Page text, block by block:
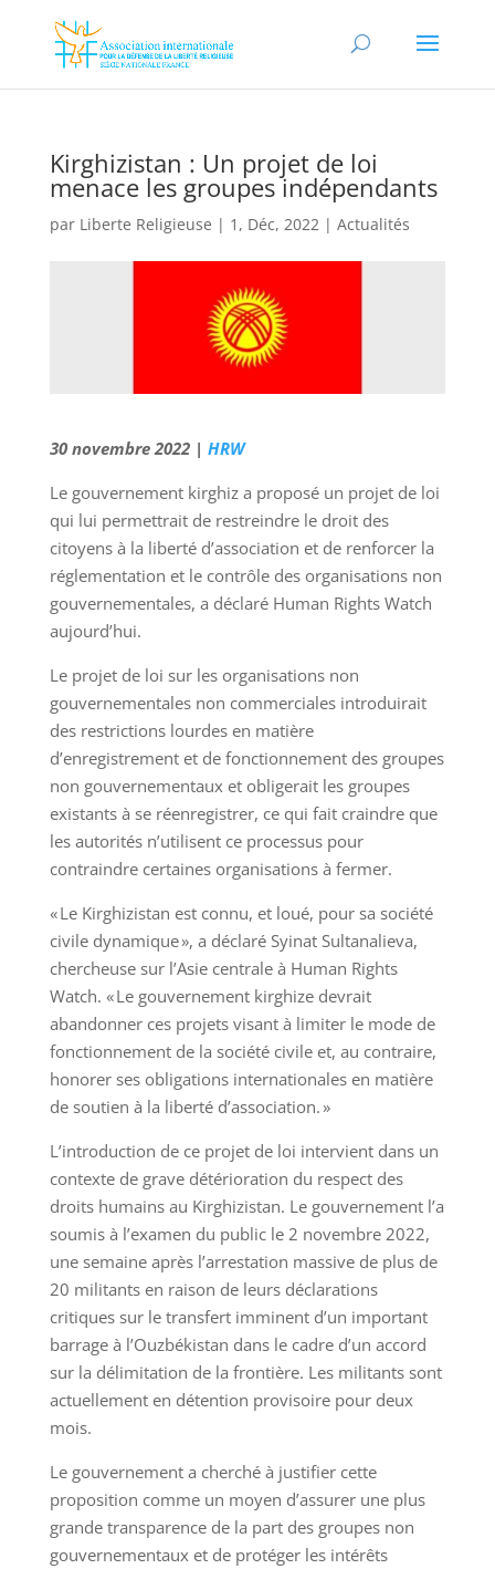
Kirghizistan : Un projet de loi
menace les groupes indépendants
par Liberte Religieuse | 1, Déc, 2022| Actualités
30 novembre 2022 | HRW
Le gouvernement kirghiz a proposé un projet de loi
qui lui permettrait de restreindre le droit des
citoyens à la liberté d’association et de renforcer la
réglementation et le contrôle des organisations non
gouvernementales, a déclaré Human Rights Watch
aujourd’hui.
Le projet de loi sur les organisations non
gouvernementales non commerciales introduirait
des restrictions lourdes en matière
d’enregistrement et de fonctionnement des groupes
non gouvernementaux et obligerait les groupes
existants à se réenregistrer, ce qui fait craindre que
les autorités n’utilisent ce processus pour
contraindre certaines organisations à fermer.
« Le Kirghizistan est connu, et loué, pour sa société
civile dynamique », a déclaré Syinat Sultanalieva,
chercheuse sur l’Asie centrale à Human Rights
Watch. « Le gouvernement kirghize devrait
abandonner ces projets visant à limiter le mode de
fonctionnement de la société civile et, au contraire,
honorer ses obligations internationales en matière
de soutien à la liberté d’association. »
L’introduction de ce projet de loi intervient dans un
contexte de grave détérioration du respect des
droits humains au Kirghizistan. Le gouvernement l’a
soumis à l’examen du public le 2 novembre 2022,
une semaine après l’arrestation massive de plus de
20 militants en raison de leurs déclarations
critiques sur le transfert imminent d’un important
barrage à l’Ouzbékistan dans le cadre d’un accord
sur la délimitation de la frontière. Les militants sont
actuellement en détention provisoire pour deux
mois.
Le gouvernement a cherché à justifier cette
proposition comme un moyen d’assurer une plus
grande transparence de la part des groupes non
gouvernementaux et de protéger les intérêts